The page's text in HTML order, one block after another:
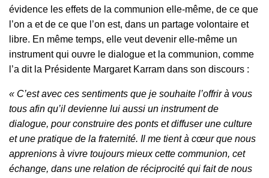
évidence les effets de la communion elle-même, de ce que
l’on a et de ce que l’on est, dans un partage volontaire et
libre. En même temps, elle veut devenir elle-même un
instrument qui ouvre le dialogue et la communion, comme
l’a dit la Présidente Margaret Karram dans son discours :
« C’est avec ces sentiments que je souhaite l’offrir à vous
tous afin qu’il devienne lui aussi un instrument de
dialogue, pour construire des ponts et diffuser une culture
et une pratique de la fraternité. Il me tient à cœur que nous
apprenions à vivre toujours mieux cette communion, cet
échange, dans une relation de réciprocité qui fait de nous